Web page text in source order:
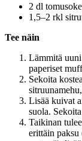
2 dl
1,5–2 rkl
Tee näin
Lämmitä uuni
paperiset
Sekoita
Lisää kuivat
suola.
Taikinan
erittäin paksu